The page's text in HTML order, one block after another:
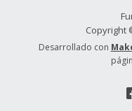
Copyright
Desarrollado con